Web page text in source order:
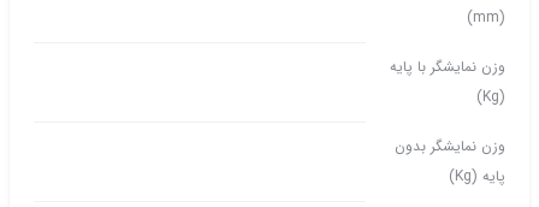
(mm)
وزن نمایشگر با پایه
(Kg)
وزن نمایشگر بدون
پایه (Kg)